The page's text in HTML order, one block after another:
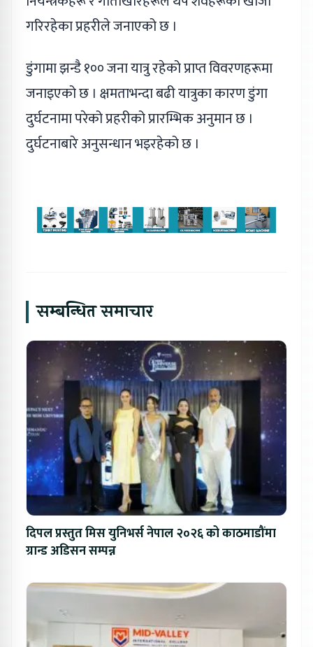
गरिरहेका प्रहरीले जनाएको छ ।
डुंगामा झन्डै १०० जना यात्रु रहेको प्राप्त विवरणहरूमा
जनाइएको छ । क्षमताभन्दा बढी यात्रुका कारण डुंगा
दुर्घटनामा परेको प्रहरीको प्रारम्भिक अनुमान छ ।
दुर्घटनाबारे अनुसन्धान भइरहेको छ ।
सम्बन्धित समाचार
दिपल प्रस्तुत मिस युनिभर्स नेपाल २०२६ को काठमाडौंमा
ग्रान्ड अडिसन सम्पन्न